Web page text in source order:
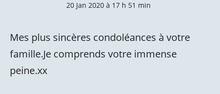
20 Jan 2020 à 17 h 51 min
Mes plus sincères condoléances à votre
famille.Je comprends votre immense
peine.xx